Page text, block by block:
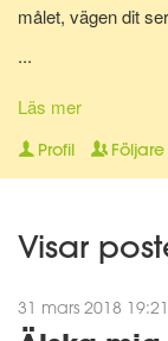
målet, vägen dit
steg i rätt riktning i
Steg läggs till
hälsa.
...
Läs mer
Profil Följare
Visar
31 mars 2018 19:21